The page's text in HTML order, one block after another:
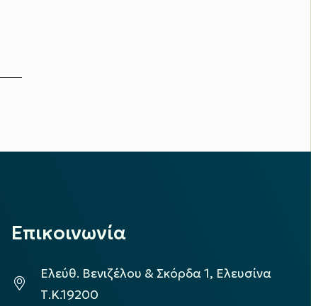
Επικοινωνία
Ελεύθ. Βενιζέλου & Σκόρδα 1, Ελευσίνα
Τ.Κ.19200